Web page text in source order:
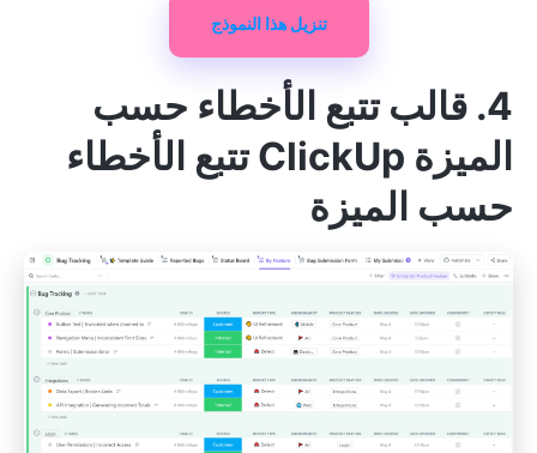
تنزيل هذا النموذج
4. قالب تتبع الأخطاء حسب
الميزة ClickUp تتبع الأخطاء
حسب الميزة